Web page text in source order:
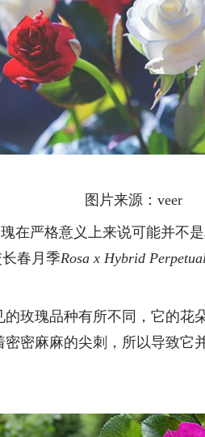
图片来源： veer
在严格意义上来说可能并不
春月季Rosa x Hybrid
的玫瑰品种有所不同，它的花
密密麻麻的尖刺，所以导致它